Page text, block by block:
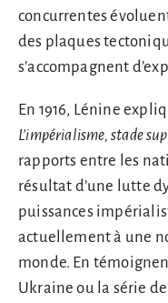
concurrentes
des plaques
s’accompagnent
En 1916, Lénine
L’impérialisme, stade
rapports entre les
résultat d’une lutte
puissances
actuellement à une
monde. En
Ukraine ou la série